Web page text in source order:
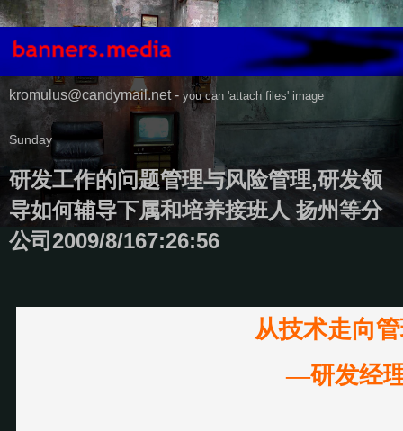
kromulus@candymail.net - you can 'attach files' image
Sunday
研发工作的问题管理与风险管理,研发领
导如何辅导下属和培养接班人 扬州等分
公司2009/8/167:26:56
从技术走向
—研发经理的领